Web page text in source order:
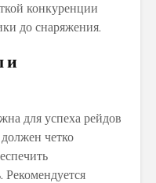
конкуренции
до снаряжения.
и
для успеха рейдов
четко